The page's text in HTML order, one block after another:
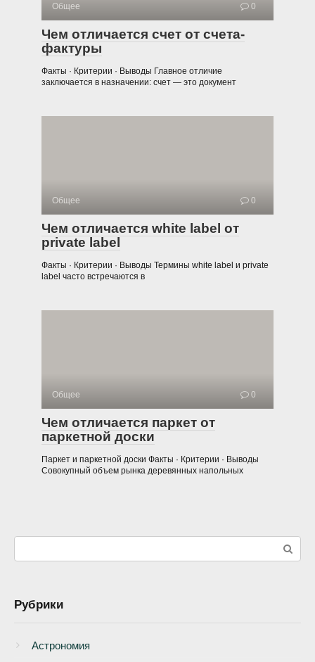
Общее 0
Чем отличается счет от счета-
фактуры
Факты · Критерии · Выводы Главное отличие
заключается в назначении: счет — это документ
Общее 0
Чем отличается white label от
private label
Факты · Критерии · Выводы Термины white label и private
label часто встречаются в
Общее 0
Чем отличается паркет от
паркетной доски
Паркет и паркетной доски Факты · Критерии · Выводы
Совокупный объем рынка деревянных напольных
Рубрики
Астрономия